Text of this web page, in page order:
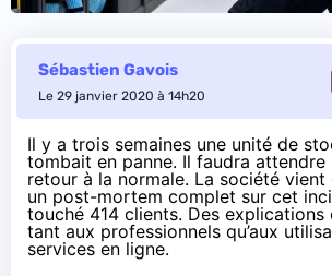
Sébastien Gavois
Le 29 janvier 2020 à 14h20
Il y a trois semaines une unité de
tombait en panne. Il faudra
retour à la normale. La société vient
un post-mortem complet sur cet
touché 414 clients. Des
tant aux professionnels qu’aux
services en ligne.